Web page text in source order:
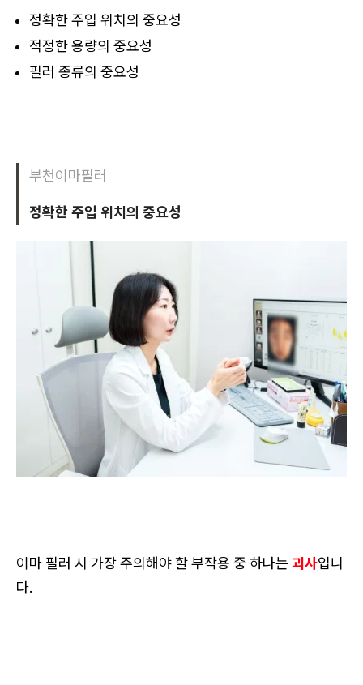
정확한 주입 위치의 중요성
적정한 용량의 중요성
필러 종류의 중요성
부천이마필러
정확한 주입 위치의 중요성
이마 필러 시 가장 주의해야 할 부작용 중 하나는 괴사입니
다.